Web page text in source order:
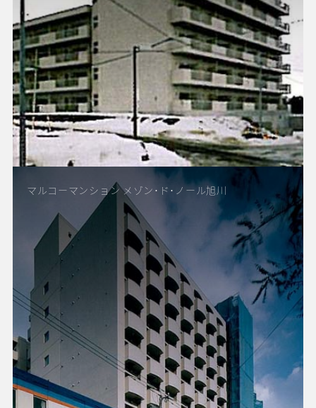
マルコーマンション メゾン･ド･ノール旭川